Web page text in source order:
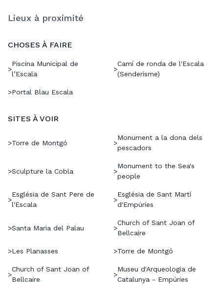
Lieux à proximité
CHOSES À FAIRE
>
Piscina Municipal de
l’Escala
>
Camí de ronda de l'Escala
(Senderisme)
>Portal Blau Escala
SITES À VOIR
>Torre de Montgó >
Monument a la dona dels
pescadors
>Sculpture la Cobla >
Monument to the Sea's
people
>
Església de Sant Pere de
l'Escala
>
Església de Sant Martí
d'Empúries
>Santa Maria del Palau >
Church of Sant Joan of
Bellcaire
>Les Planasses >Torre de Montgó
>
Church of Sant Joan of
Bellcaire
>
Museu d'Arqueologia de
Catalunya - Empúries